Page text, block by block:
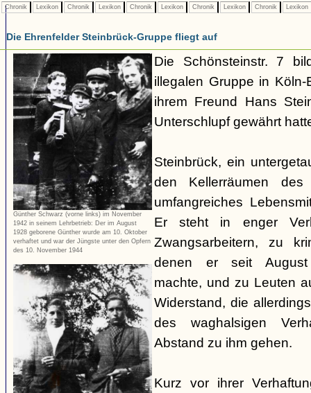
Chronik Lexikon Chronik Lexikon Chronik Lexikon Chronik Lexikon Chronik Lexikon
Die Ehrenfelder Steinbrück-Gruppe fliegt auf
Günther Schwarz (vorne links) im November
1942 in seinem Lehrbetrieb: Der im August
1928 geborene Günther wurde am 10. Oktober
verhaftet und war der Jüngste unter den Opfern
des 10. November 1944
Die Schönsteinstr. 7
illegalen Gruppe in
ihrem Freund Hans
Unterschlupf gewährt
Steinbrück, ein
den Kellerräumen
umfangreiches
Er steht in enger
Zwangsarbeitern, zu
denen er seit August
machte, und zu Leuten
Widerstand, die
des waghalsigen
Abstand zu ihm gehen.
Kurz vor ihrer